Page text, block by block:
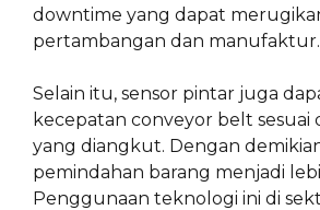
downtime yang dapat
pertambangan dan manufaktur.
Selain itu, sensor pintar juga
kecepatan conveyor belt sesuai
yang diangkut. Dengan
pemindahan barang menjadi
Penggunaan teknologi ini di